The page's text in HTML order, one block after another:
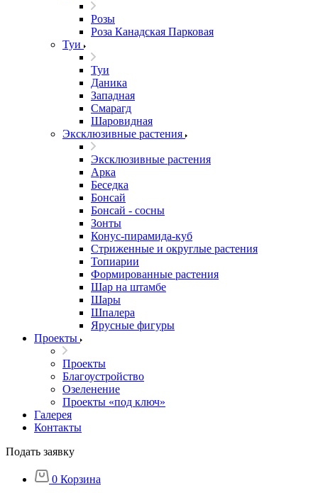
Розы
Роза Канадская Парковая
Туи
Туи
Даника
Западная
Смарагд
Шаровидная
Эксклюзивные растения
Эксклюзивные растения
Арка
Беседка
Бонсай
Бонсай - сосны
Зонты
Конус-пирамида-куб
Стриженные и округлые растения
Топиарии
Формированные растения
Шар на штамбе
Шары
Шпалера
Ярусные фигуры
Проекты
Проекты
Благоустройство
Озеленение
Проекты «под ключ»
Галерея
Контакты
Подать заявку
0 Корзина